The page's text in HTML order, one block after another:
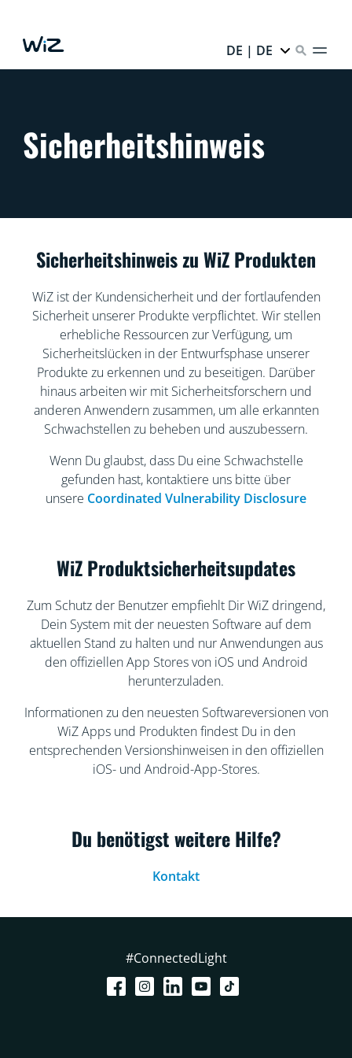
DE | DE
Sicherheitshinweis
Sicherheitshinweis zu WiZ Produkten
WiZ ist der Kundensicherheit und der fortlaufenden
Sicherheit unserer Produkte verpflichtet. Wir stellen
erhebliche Ressourcen zur Verfügung, um
Sicherheitslücken in der Entwurfsphase unserer
Produkte zu erkennen und zu beseitigen. Darüber
hinaus arbeiten wir mit Sicherheitsforschern und
anderen Anwendern zusammen, um alle erkannten
Schwachstellen zu beheben und auszubessern.
Wenn Du glaubst, dass Du eine Schwachstelle
gefunden hast, kontaktiere uns bitte über
unsere Coordinated Vulnerability Disclosure
WiZ Produktsicherheitsupdates
Zum Schutz der Benutzer empfiehlt Dir WiZ dringend,
Dein System mit der neuesten Software auf dem
aktuellen Stand zu halten und nur Anwendungen aus
den offiziellen App Stores von iOS und Android
herunterzuladen.
Informationen zu den neuesten Softwareversionen von
WiZ Apps und Produkten findest Du in den
entsprechenden Versionshinweisen in den offiziellen
iOS- und Android-App-Stores.
Du benötigst weitere Hilfe?
Kontakt
#ConnectedLight